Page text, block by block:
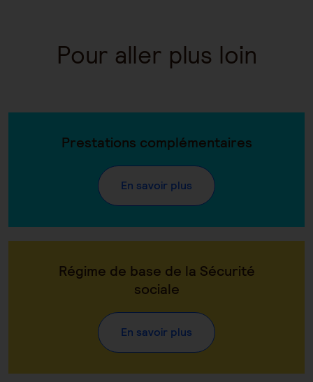
Pour aller plus loin
Prestations complémentaires
En savoir plus
Régime de base de la Sécurité
sociale
En savoir plus